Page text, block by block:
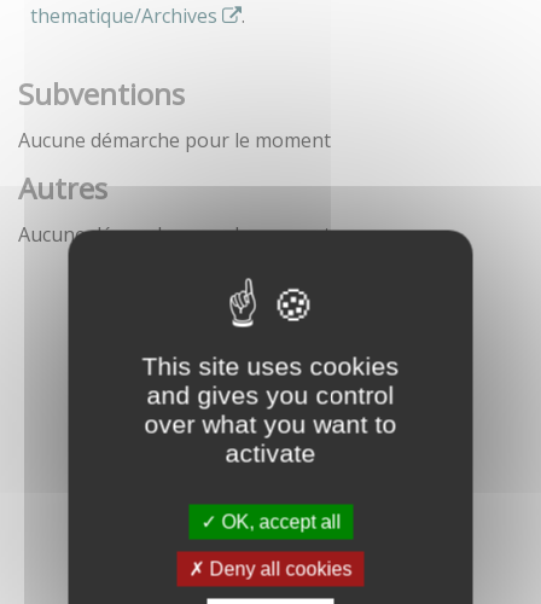
This site uses cookies
and gives you control
over what you want to
activate
OK, accept all
Deny all cookies
thematique/Archives
.
Subventions
Aucune démarche pour le moment
Autres
Aucune démarche pour le moment